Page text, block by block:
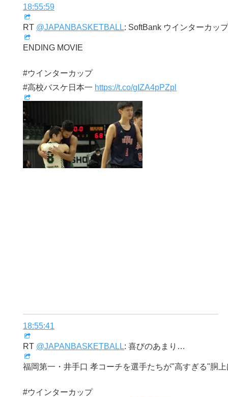
18:55:59
RT @JAPANBASKETBALL: SoftBank ウインターカッ
ENDING MOVIE
#ウインターカップ
#高校バスケ日本一 https://t.co/gIZA4pPZpl
18:55:41
RT @JAPANBASKETBALL: 喜びのあまり…
福岡第一・井手口 孝コーチを選手たちが"高すぎる"胴上
#ウインターカップ